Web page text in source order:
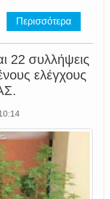
Περισσότερα
22 συλλήψεις
ελέγχους